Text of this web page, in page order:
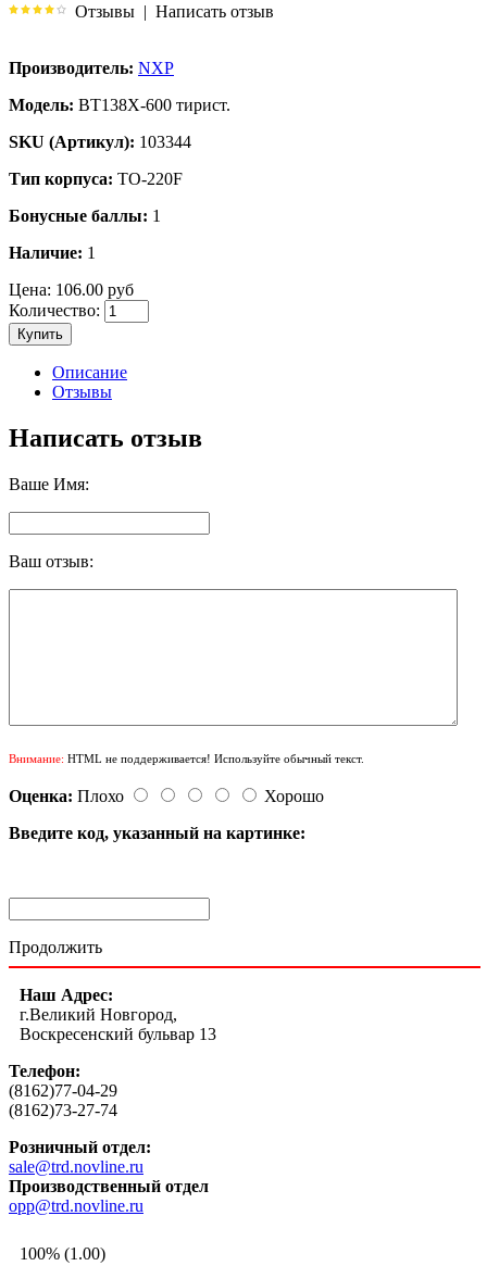
Отзывы | Написать отзыв
Производитель: NXP
Модель: BT138X-600 тирист.
SKU (Артикул): 103344
Тип корпуса: TO-220F
Бонусные баллы: 1
Наличие: 1
Цена: 106.00 руб
Количество:
Купить
Описание
Отзывы
Написать отзыв
Ваше Имя:
Ваш отзыв:
Внимание: HTML не поддерживается! Используйте обычный текст.
Оценка: Плохо
Хорошо
Введите код, указанный на картинке:
Продолжить
Наш Адрес:
г.Великий Новгород,
Воскресенский бульвар 13
Телефон:
(8162)77-04-29
(8162)73-27-74
Розничный отдел:
sale@trd.novline.ru
Производственный отдел
opp@trd.novline.ru
100% (1.00)